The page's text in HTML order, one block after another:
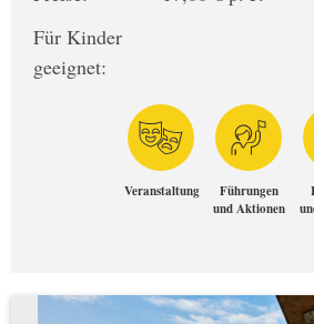
Für Kinder
geeignet:
Veranstaltung
Führungen
und Aktionen